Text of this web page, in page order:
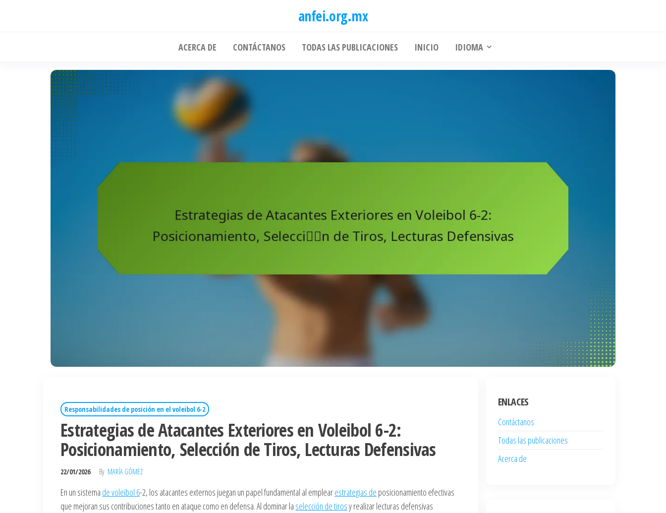
anfei.org.mx
ACERCA DE CONTÁCTANOS TODAS LAS PUBLICACIONES INICIO IDIOMA
Responsabilidades de posición en el voleibol 6-2
Estrategias de Atacantes Exteriores en Voleibol 6-2:
Posicionamiento, Selección de Tiros, Lecturas Defensivas
22/01/2026 By MARÍA GÓMEZ
En un sistema de voleibol 6-2, los atacantes externos juegan un papel fundamental al emplearestrategias de posicionamiento efectivas
que mejoran sus contribuciones tanto en ataque como en defensa. Al dominar la selección de tirosy realizar lecturas defensivas
ENLACES
Contáctanos
Todas las publicaciones
Acerca de